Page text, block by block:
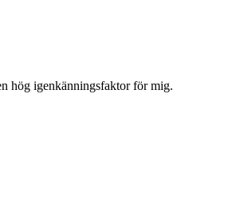
hög igenkänningsfaktor för mig.